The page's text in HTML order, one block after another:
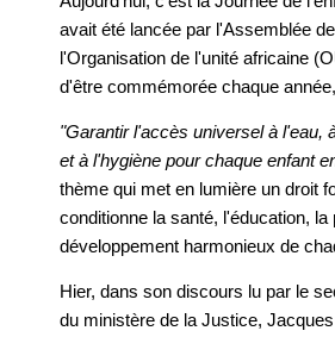
avait été lancée par l'Assemblée
l'Organisation de l'unité africaine
d'être commémorée chaque
"Garantir l'accès universel à l'eau,
et à l'hygiène pour chaque enfant
thème qui met en lumière un droit
conditionne la santé, l'éducation, la
développement harmonieux de
Hier, dans son discours lu par le
du ministère de la Justice,